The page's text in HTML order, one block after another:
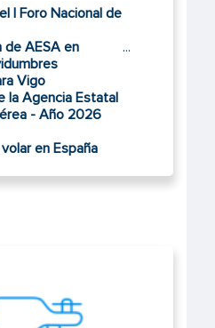
I Foro Nacional de
de AESA en
Vigo
...
la Agencia Estatal
- Año 2026
en España